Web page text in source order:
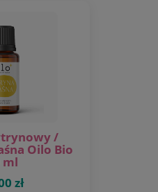
/
Oilo Bio
ml
zł